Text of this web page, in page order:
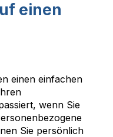
einen
einen einfachen
wenn Sie
Sie persönlich